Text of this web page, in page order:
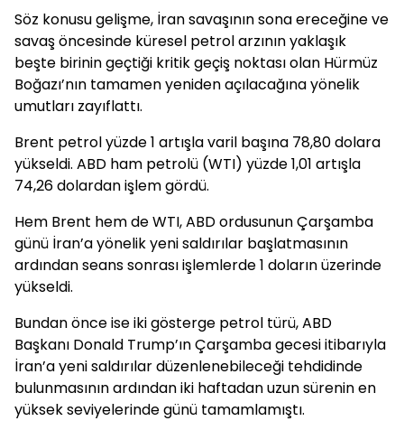
Söz konusu gelişme, İran savaşının sona ereceğine ve
savaş öncesinde küresel petrol arzının yaklaşık
beşte birinin geçtiği kritik geçiş noktası olan Hürmüz
Boğazı’nın tamamen yeniden açılacağına yönelik
umutları zayıflattı.
Brent petrol yüzde 1 artışla varil başına 78,80 dolara
yükseldi. ABD ham petrolü (WTI) yüzde 1,01 artışla
74,26 dolardan işlem gördü.
Hem Brent hem de WTI, ABD ordusunun Çarşamba
günü İran’a yönelik yeni saldırılar başlatmasının
ardından seans sonrası işlemlerde 1 doların üzerinde
yükseldi.
Bundan önce ise iki gösterge petrol türü, ABD
Başkanı Donald Trump’ın Çarşamba gecesi itibarıyla
İran’a yeni saldırılar düzenlenebileceği tehdidinde
bulunmasının ardından iki haftadan uzun sürenin en
yüksek seviyelerinde günü tamamlamıştı.